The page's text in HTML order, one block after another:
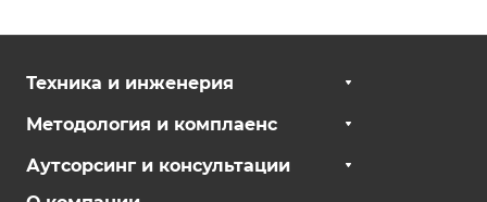
Техника и инженерия
Методология и комплаенс
Аутсорсинг и консультации